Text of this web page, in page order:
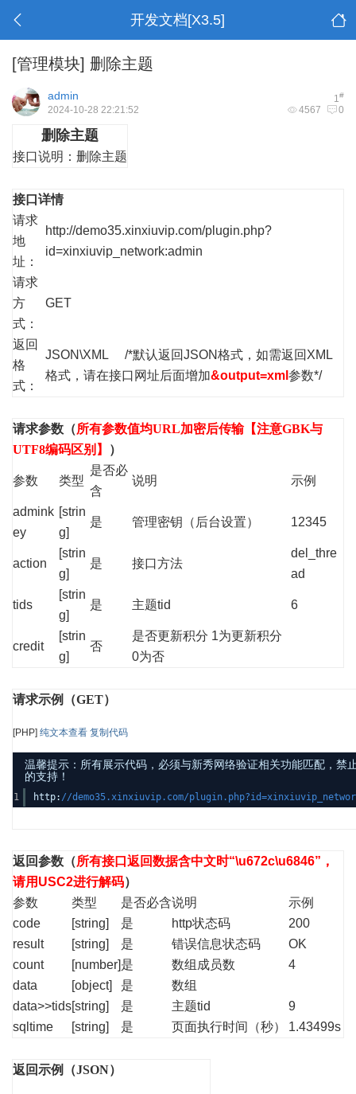
开发文档[X3.5]
[管理模块] 删除主题
1#
admin
4567 0
2024-10-28 22:21:52
删除主题
接口说明： 删除主题
接口详情
请求
地
址：
http://demo35.xinxiuvip.com/plugin.php?
id=xinxiuvip_network:admin
请求
方
式：
GET
返回
格
式：
JSON\XML /*默认返回JSON格式，如需返回XML
格式，请在接口网址后面增加&output=xml 参数*/
请求参数（所有参数值均URL加密后传输【注意GBK与
UTF8编码区别】
）
参数 类型
是否必
含
说明 示例
admink
ey
[strin
g]
是 管理密钥（后台设置） 12345
action
[strin
g]
是 接口方法
del_thre
ad
tids
[strin
g]
是 主题tid 6
credit
[strin
g]
否
是否更新积分 1为更新积分
0为否
请求示例（GET）
[PHP] 纯文本查看 复制代码
温馨提示：所有展示代码，必须与新秀网络验证相关功能匹配，
的支持！
1 http: //demo35.xinxiuvip.com/
返回参数 （所有接口返回数据含中文时“\u672c\u6846”，
请用USC2进行解码）
参数
类型 是否必含说明
示例
code
[string] 是 http状态码
200
result
[string] 是 错误信息状态码
OK
count
[number]是 数组成员数
4
data
[object] 是
数组
data>>tids[string] 是 主题tid
9
sqltime
[string] 是 页面执行时间（秒） 1.43499s
返回示例（JSON）